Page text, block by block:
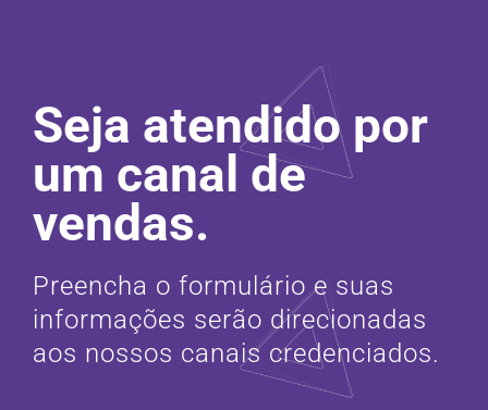
Seja atendido por
um canal de
vendas.
Preencha o formulário e suas
informações serão direcionadas
aos nossos canais credenciados.